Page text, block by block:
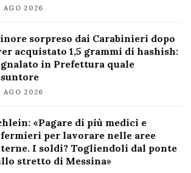
AGO 2026
sorpreso dai Carabinieri dopo
acquistato 1,5 grammi di hashish:
in Prefettura quale
AGO 2026
«Pagare di più medici e
per lavorare nelle aree
I soldi? Togliendoli dal ponte
stretto di Messina»